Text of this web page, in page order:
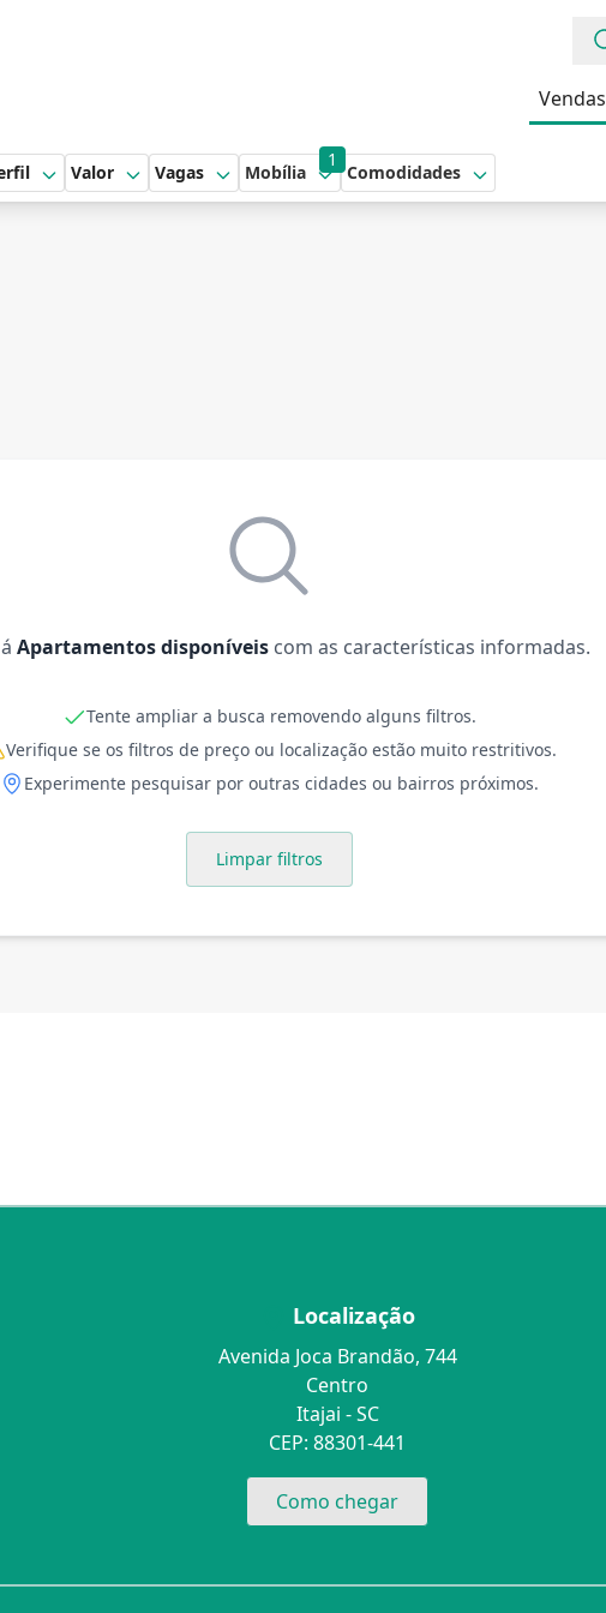
Vendas
Valor Vagas
1
Mobília Comodidades
Apartamentos disponíveis com as características informadas.
Tente ampliar a busca removendo alguns filtros.
Verifique se os filtros de preço ou localização estão muito restritivos.
Experimente pesquisar por outras cidades ou bairros próximos.
Limpar filtros
Localização
Avenida Joca Brandão, 744
Centro
Itajai - SC
CEP: 88301-441
Como chegar